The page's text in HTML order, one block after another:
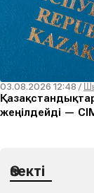
03.08.2026 12:48 /
жеңілдейді — СІМ
Өзекті